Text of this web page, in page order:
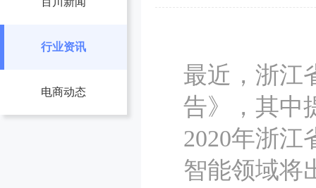
行业资讯
电商动态
最近，浙江
告》，其中
2020年浙江
智能领域将